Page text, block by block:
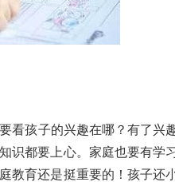
看孩子的兴趣在哪？有了兴
识都要上心。家庭也要有
教育还是挺重要的！孩子